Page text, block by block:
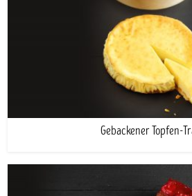
Gebackener Topfen-